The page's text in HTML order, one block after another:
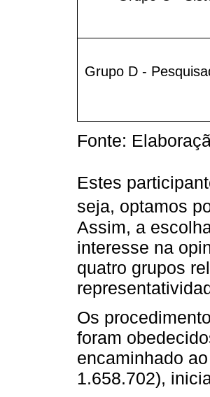
Grupo D -
Fonte:
Estes
seja, optamos
Assim, a
interesse na
quatro grupos
Os
foram
encaminhado
1.658.702),